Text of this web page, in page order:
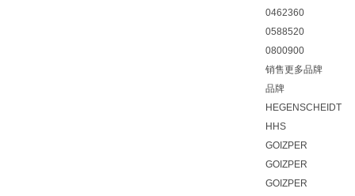
0462360
0588520
0800900
销售更多品牌
品牌
HEGENSCHEIDT
HHS
GOIZPER
GOIZPER
GOIZPER